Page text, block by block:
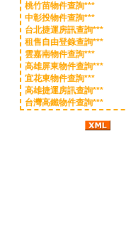
桃竹苗物件查詢***
中彰投物件查詢***
台北捷運房訊查詢***
租售自由登錄查詢***
雲嘉南物件查詢***
高雄屏東物件查詢***
宜花東物件查詢***
高雄捷運房訊查詢***
台灣高鐵物件查詢***